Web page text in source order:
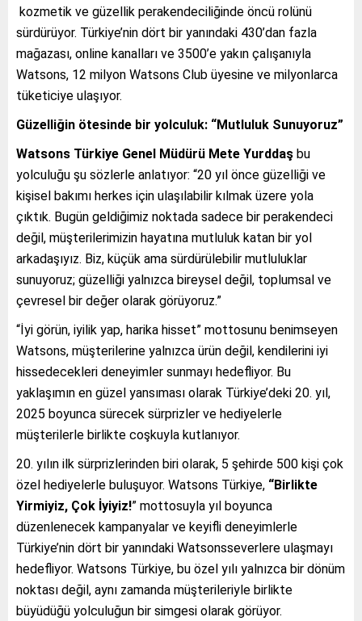
kozmetik ve güzellik perakendeciliğinde öncü rolünü
sürdürüyor. Türkiye’nin dört bir yanındaki 430’dan fazla
mağazası, online kanalları ve 3500’e yakın çalışanıyla
Watsons, 12 milyon Watsons Club üyesine ve milyonlarca
tüketiciye ulaşıyor.
Güzelliğin ötesinde bir yolculuk: “Mutluluk Sunuyoruz”
Watsons Türkiye Genel Müdürü Mete Yurddaş bu
yolculuğu şu sözlerle anlatıyor: “20 yıl önce güzelliği ve
kişisel bakımı herkes için ulaşılabilir kılmak üzere yola
çıktık. Bugün geldiğimiz noktada sadece bir perakendeci
değil, müşterilerimizin hayatına mutluluk katan bir yol
arkadaşıyız. Biz, küçük ama sürdürülebilir mutluluklar
sunuyoruz; güzelliği yalnızca bireysel değil, toplumsal ve
çevresel bir değer olarak görüyoruz.”
“İyi görün, iyilik yap, harika hisset” mottosunu benimseyen
Watsons, müşterilerine yalnızca ürün değil, kendilerini iyi
hissedecekleri deneyimler sunmayı hedefliyor. Bu
yaklaşımın en güzel yansıması olarak Türkiye’deki 20. yıl,
2025 boyunca sürecek sürprizler ve hediyelerle
müşterilerle birlikte coşkuyla kutlanıyor.
20. yılın ilk sürprizlerinden biri olarak, 5 şehirde 500 kişi çok
özel hediyelerle buluşuyor. Watsons Türkiye, “Birlikte
Yirmiyiz, Çok İyiyiz!” mottosuyla yıl boyunca
düzenlenecek kampanyalar ve keyifli deneyimlerle
Türkiye’nin dört bir yanındaki Watsonsseverlere ulaşmayı
hedefliyor. Watsons Türkiye, bu özel yılı yalnızca bir dönüm
noktası değil, aynı zamanda müşterileriyle birlikte
büyüdüğü yolculuğun bir simgesi olarak görüyor.